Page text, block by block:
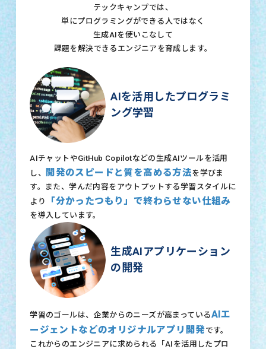
テックキャンプでは、
単にプログラミングができる人ではなく
生成AIを使いこなして
課題を解決できるエンジニアを育成します。
AIを活用したプログラミ
ング学習
AIチャットやGitHub Copilotなどの生成AIツールを活用
し、
開発のスピードと質を高める方法を学びま
す。また、学んだ内容をアウトプットする学習スタイルに
より
「分かったつもり」で終わらせない仕組み
を導入しています。
生成AIアプリケーション
の開発
学習のゴールは、企業からのニーズが高まっているAIエ
ージェントなどのオリジナルアプリ開発です。
これからのエンジニアに求められる「AIを活用したプロ